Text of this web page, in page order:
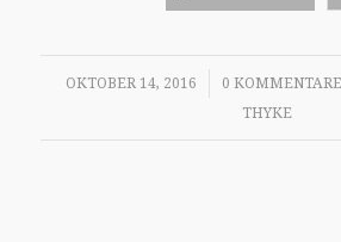
OKTOBER 14, 2016
/ 0 KOMMENTARE
/
THYKE